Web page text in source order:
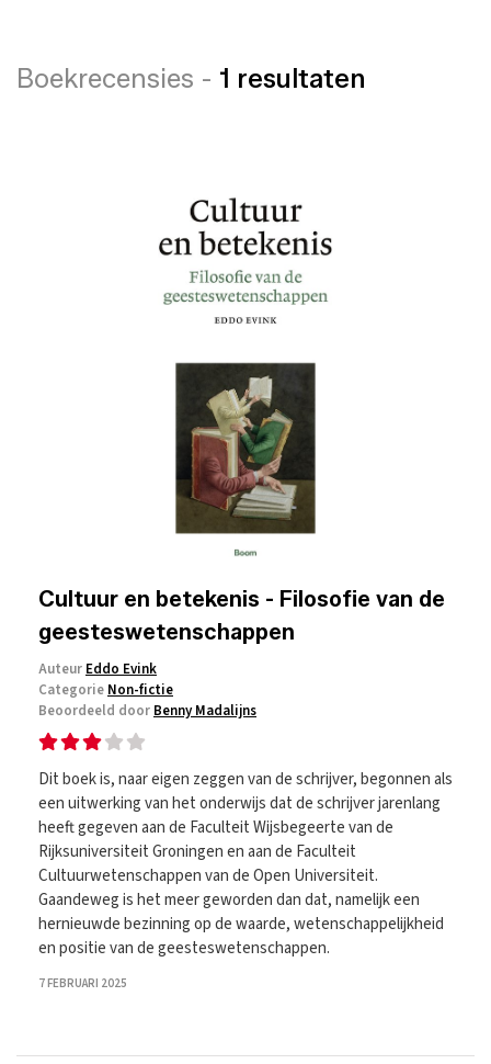
Boekrecensies - 1 resultaten
Cultuur en betekenis - Filosofie van de
geesteswetenschappen
Auteur Eddo Evink
Categorie Non-fictie
Beoordeeld door Benny Madalijns
Dit boek is, naar eigen zeggen van de schrijver, begonnen als
een uitwerking van het onderwijs dat de schrijver jarenlang
heeft gegeven aan de Faculteit Wijsbegeerte van de
Rijksuniversiteit Groningen en aan de Faculteit
Cultuurwetenschappen van de Open Universiteit.
Gaandeweg is het meer geworden dan dat, namelijk een
hernieuwde bezinning op de waarde, wetenschappelijkheid
en positie van de geesteswetenschappen.
7 FEBRUARI 2025